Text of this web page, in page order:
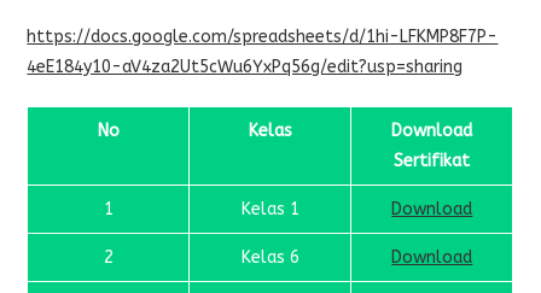
https://docs.google.com/spreadsheets/d/1hi-LFKMP8F7P-
4eE184y10-aV4za2Ut5cWu6YxPq56g/edit?usp=sharing
No Kelas
Download
Sertifikat
1 Kelas 1 Download
2 Kelas 6 Download